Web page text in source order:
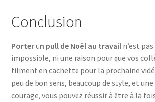
Conclusion
Porter un pull de Noël au travail n’est
impossible, ni une raison pour que vos
filment en cachette pour la prochaine
peu de bon sens, beaucoup de style, et une
courage, vous pouvez réussir à être à la